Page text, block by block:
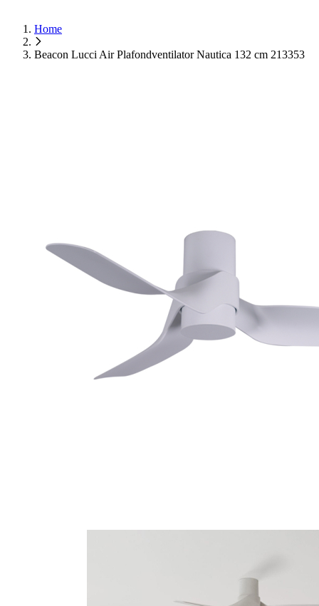
Home
Beacon Lucci Air Plafondventilator Nautica 132 cm 213353